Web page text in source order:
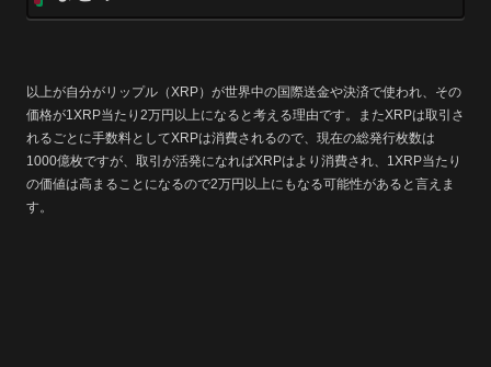
以上が自分がリップル（XRP）が世界中の国際送金や決済で使われ、その
価格が1XRP当たり2万円以上になると考える理由です。またXRPは取引さ
れるごとに手数料としてXRPは消費されるので、現在の総発行枚数は
1000億枚ですが、取引が活発になればXRPはより消費され、1XRP当たり
の価値は高まることになるので2万円以上にもなる可能性があると言えま
す。